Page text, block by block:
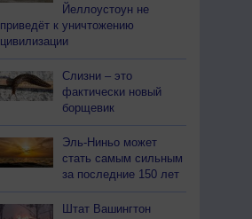
Йеллоустоун не
приведёт к уничтожению
цивилизации
Слизни – это
фактически новый
борщевик
Эль-Ниньо может
стать самым сильным
за последние 150 лет
Штат Вашингтон